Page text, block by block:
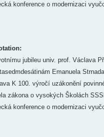
konference o modernizaci
jubileu univ. prof. Václava
Emanuela Strnada
K 100. výročí uzákonění
zákona o vysokých Školách
konference o modernizaci